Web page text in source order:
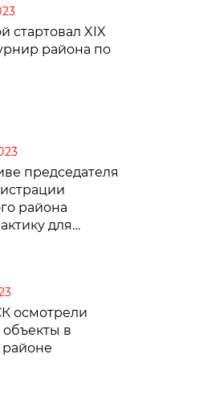
стартовал XIX
района по
председателя
района
для
осмотрели
в